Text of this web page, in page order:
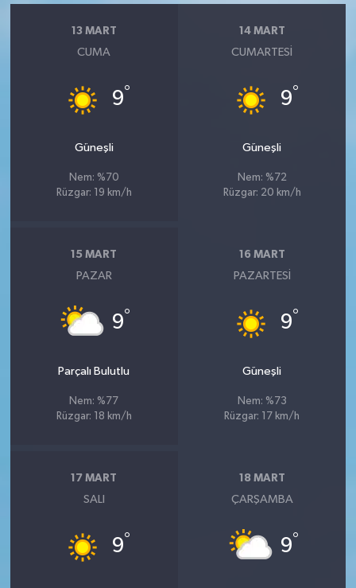
13 MART
CUMA
9°
Güneşli
Nem: %70
Rüzgar: 19 km/h
14 MART
CUMARTESI
9°
Güneşli
Nem: %72
Rüzgar: 20 km/h
15 MART
PAZAR
9°
Parçalı Bulutlu
Nem: %77
Rüzgar: 18 km/h
16 MART
PAZARTESI
9°
Güneşli
Nem: %73
Rüzgar: 17 km/h
17 MART
SALI
9°
18 MART
ÇARŞAMBA
9°